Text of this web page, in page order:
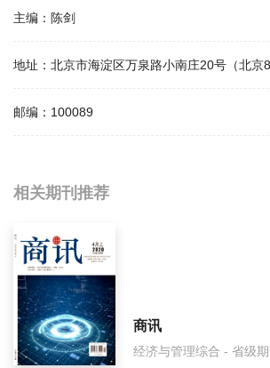
主编： 陈剑
地址： 北京市海淀区万泉路小南庄20号（北京
邮编： 100089
相关提问
国际技术经济研究影响因子是多少？
国际技术经济研究怎么样？
国际技术经济研究面费如何收取？
国际技术经济研究是什么级别刊物？
相关期刊推荐
商讯
经济与管理综合 - 省级期